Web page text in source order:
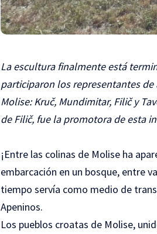
La escultura finalmente está
participaron los representantes
Molise: Kruč, Mundimitar, Filič y
de Filič, fue la promotora de esta
¡Entre las colinas de Molise ha
embarcación en un bosque, entre
tiempo servía como medio de
Apeninos.
Los pueblos croatas de Molise,